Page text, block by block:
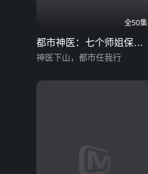
全50集
都市神医：七个师姐保我
无敌（下）
神医下山，都市任我行